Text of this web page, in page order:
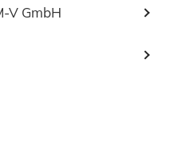
V GmbH